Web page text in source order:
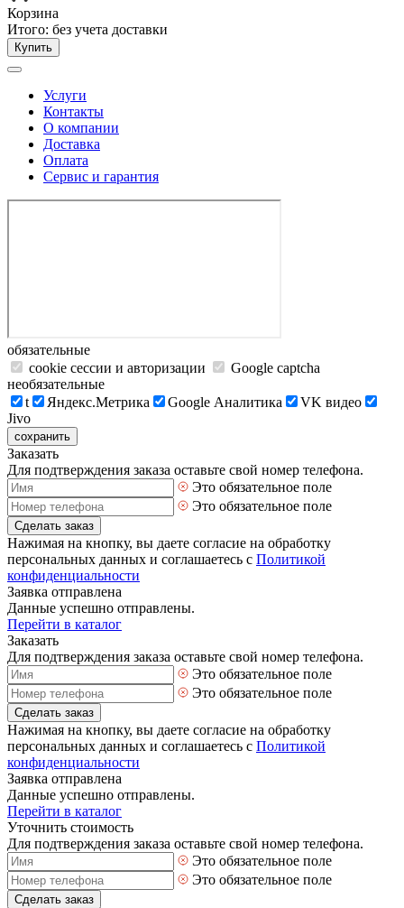
Корзина
Итого: без учета доставки
Купить
Услуги
Контакты
О компании
Доставка
Оплата
Сервис и гарантия
обязательные
cookie сессии и авторизации
Google captcha
необязательные
t
Яндекс.Метрика Google Аналитика
VK видео
Jivo
сохранить
Заказать
Для подтверждения заказа оставьте свой номер телефона.
Это обязательное поле
Это обязательное поле
Сделать заказ
Нажимая на кнопку, вы даете согласие на обработку
персональных данных и соглашаетесь с Политикой
конфиденциальности
Заявка отправлена
Данные успешно отправлены.
Перейти в каталог
Заказать
Для подтверждения заказа оставьте свой номер телефона.
Это обязательное поле
Это обязательное поле
Сделать заказ
Нажимая на кнопку, вы даете согласие на обработку
персональных данных и соглашаетесь с Политикой
конфиденциальности
Заявка отправлена
Данные успешно отправлены.
Перейти в каталог
Уточнить стоимость
Для подтверждения заказа оставьте свой номер телефона.
Это обязательное поле
Это обязательное поле
Сделать заказ